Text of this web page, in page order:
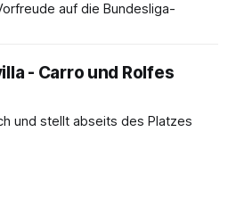
auf die Bundesliga-
- Carro und Rolfes
und stellt abseits des Platzes